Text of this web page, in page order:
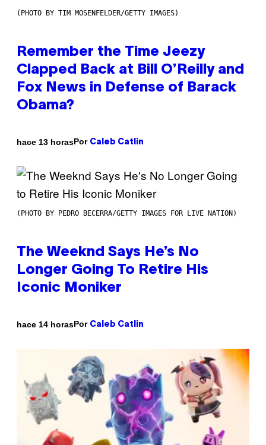
(PHOTO BY TIM MOSENFELDER/GETTY IMAGES)
Remember the Time Jeezy
Clapped Back at Bill O’Reilly and
Fox News in Defense of Barack
Obama?
hace 13 horasPor Caleb Catlin
(PHOTO BY PEDRO BECERRA/GETTY IMAGES FOR LIVE NATION)
The Weeknd Says He’s No
Longer Going To Retire His
Iconic Moniker
hace 14 horasPor Caleb Catlin